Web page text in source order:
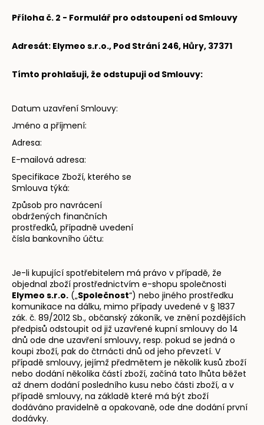
Příloha č. 2 - Formulář pro odstoupení od Smlouvy
Adresát: Elymeo s.r.o., Pod Strání 246, Hůry, 37371
Tímto prohlašuji, že odstupuji od Smlouvy:
Datum uzavření Smlouvy:
Jméno a příjmení:
Adresa:
E-mailová adresa:
Specifikace Zboží, kterého se
Smlouva týká:
Způsob pro navrácení
obdržených finančních
prostředků, případně uvedení
čísla bankovního účtu:
Je-li kupující spotřebitelem má právo v případě, že
objednal zboží prostřednictvím e-shopu společnosti
Elymeo s.r.o. („Společnost“) nebo jiného prostředku
komunikace na dálku, mimo případy uvedené v § 1837
zák. č. 89/2012 Sb., občanský zákoník, ve znění pozdějších
předpisů odstoupit od již uzavřené kupní smlouvy do 14
dnů ode dne uzavření smlouvy, resp. pokud se jedná o
koupi zboží, pak do čtrnácti dnů od jeho převzetí. V
případě smlouvy, jejímž předmětem je několik kusů zboží
nebo dodání několika částí zboží, začíná tato lhůta běžet
až dnem dodání posledního kusu nebo části zboží, a v
případě smlouvy, na základě které má být zboží
dodáváno pravidelně a opakovaně, ode dne dodání první
dodávky.